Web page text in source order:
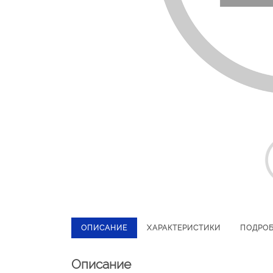
ОПИСАНИЕ ХАРАКТЕРИСТИКИ
Описание